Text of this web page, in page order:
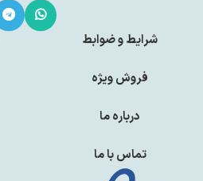
شرایط و ضوابط
فروش ویژه
درباره ما
تماس با ما